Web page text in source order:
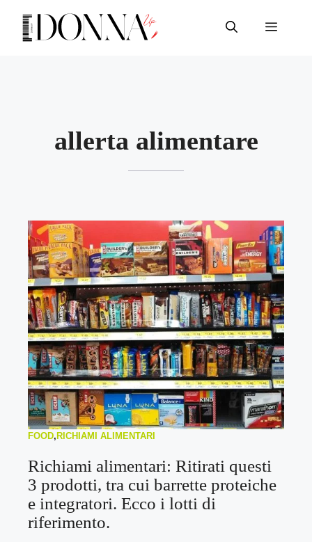
contenuto
Menu
allerta alimentare
FOOD, RICHIAMI ALIMENTARI
Richiami alimentari: Ritirati questi
3 prodotti, tra cui barrette proteiche
e integratori. Ecco i lotti di
riferimento.